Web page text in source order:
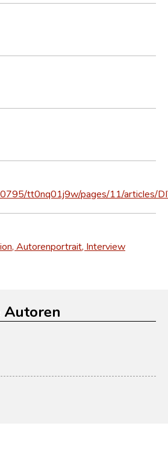
tt0nq01j9w/pages/11/articles/
Autorenportrait, Interview
Autoren